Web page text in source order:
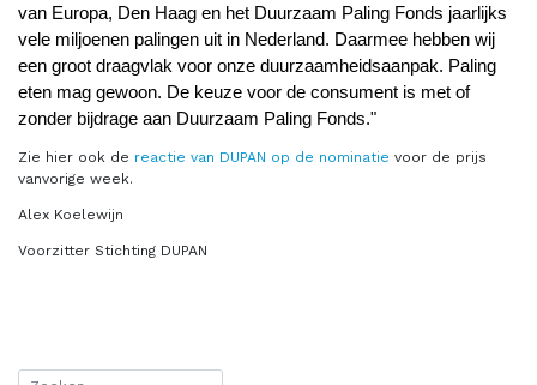
van Europa, Den Haag en het Duurzaam Paling Fonds jaarlijks
vele miljoenen palingen uit in Nederland. Daarmee hebben wij
een groot draagvlak voor onze duurzaamheidsaanpak. Paling
eten mag gewoon. De keuze voor de consument is met of
zonder bijdrage aan Duurzaam Paling Fonds."
Zie hier ook de reactie van DUPAN op de nominatie voor de prijs
vanvorige week.
Alex Koelewijn
Voorzitter Stichting DUPAN